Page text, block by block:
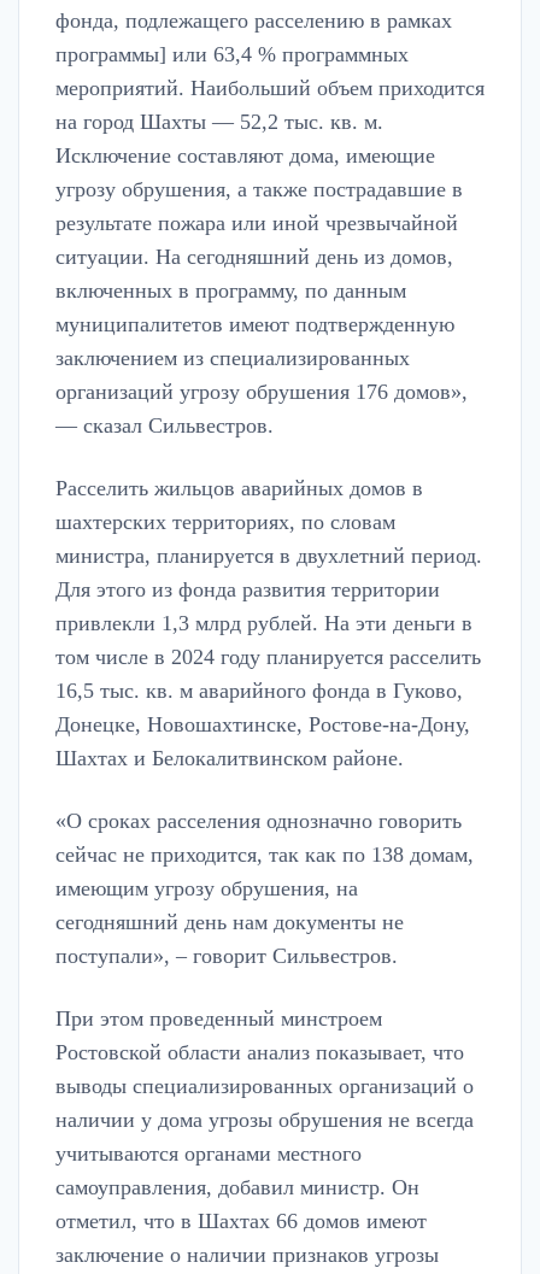
фонда, подлежащего расселению в рамках
программы] или 63,4 % программных
мероприятий. Наибольший объем приходится
на город Шахты — 52,2 тыс. кв. м.
Исключение составляют дома, имеющие
угрозу обрушения, а также пострадавшие в
результате пожара или иной чрезвычайной
ситуации. На сегодняшний день из домов,
включенных в программу, по данным
муниципалитетов имеют подтвержденную
заключением из специализированных
организаций угрозу обрушения 176 домов»,
— сказал Сильвестров.
Расселить жильцов аварийных домов в
шахтерских территориях, по словам
министра, планируется в двухлетний период.
Для этого из фонда развития территории
привлекли 1,3 млрд рублей. На эти деньги в
том числе в 2024 году планируется расселить
16,5 тыс. кв. м аварийного фонда в Гуково,
Донецке, Новошахтинске, Ростове-на-Дону,
Шахтах и Белокалитвинском районе.
«О сроках расселения однозначно говорить
сейчас не приходится, так как по 138 домам,
имеющим угрозу обрушения, на
сегодняшний день нам документы не
поступали», – говорит Сильвестров.
При этом проведенный минстроем
Ростовской области анализ показывает, что
выводы специализированных организаций о
наличии у дома угрозы обрушения не всегда
учитываются органами местного
самоуправления, добавил министр. Он
отметил, что в Шахтах 66 домов имеют
заключение о наличии признаков угрозы